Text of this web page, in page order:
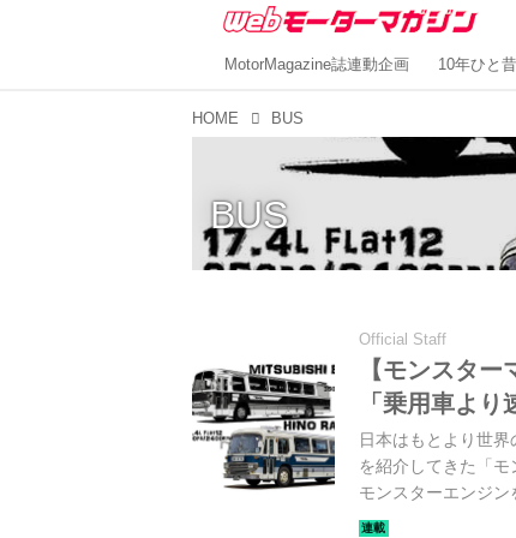
MotorMagazine誌連動企画 10年ひと昔
HOME BUS
BUS
Official Staff
【モンスタ
「乗用車よ
日本はもとより世
を紹介してきた「
モンスターエンジン
2016年11月当時の内